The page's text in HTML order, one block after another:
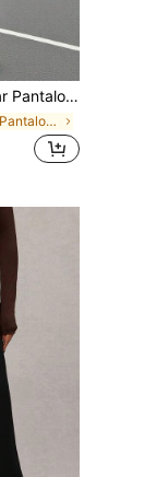
taille blocs de couleurs pour l'automne/hiver
de Long Pantalon de costume pour femme